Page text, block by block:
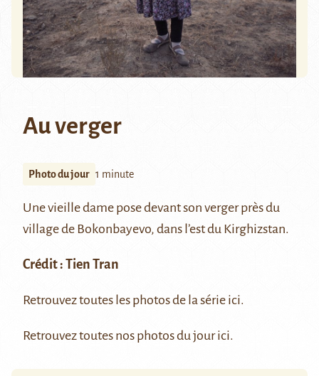
Au verger
Photo du jour 1 minute
Une vieille dame pose devant son verger près du
village de Bokonbayevo, dans l’est du Kirghizstan.
Crédit : Tien Tran
Retrouvez toutes les photos de la série ici.
Retrouvez toutes nos photos du jourici.